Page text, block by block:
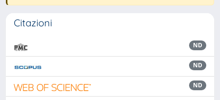
Citazioni
ND
ND
ND